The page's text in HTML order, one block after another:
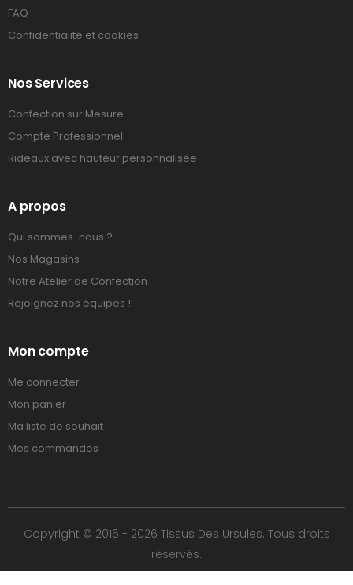
FAQ
Confidentialité et cookies
Nos Services
Confection sur Mesure
Compte Professionnel
Rideaux avec hauteur personnalisée
A propos
Qui sommes-nous ?
Nos Magasins
Notre Atelier de Confection
Rejoignez nos équipes !
Mon compte
Me connecter
Mon panier
Ma liste de souhait
Mes commandes
Copyright © 2016 - 2026 Tissus Des Ursules. Tous droits
réservés.